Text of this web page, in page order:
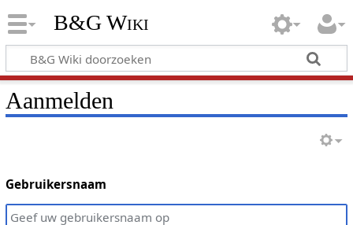
B&G Wiki
Aanmelden
Gebruikersnaam